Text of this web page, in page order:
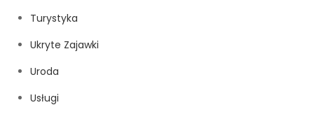
Turystyka
Ukryte Zajawki
Uroda
Usługi